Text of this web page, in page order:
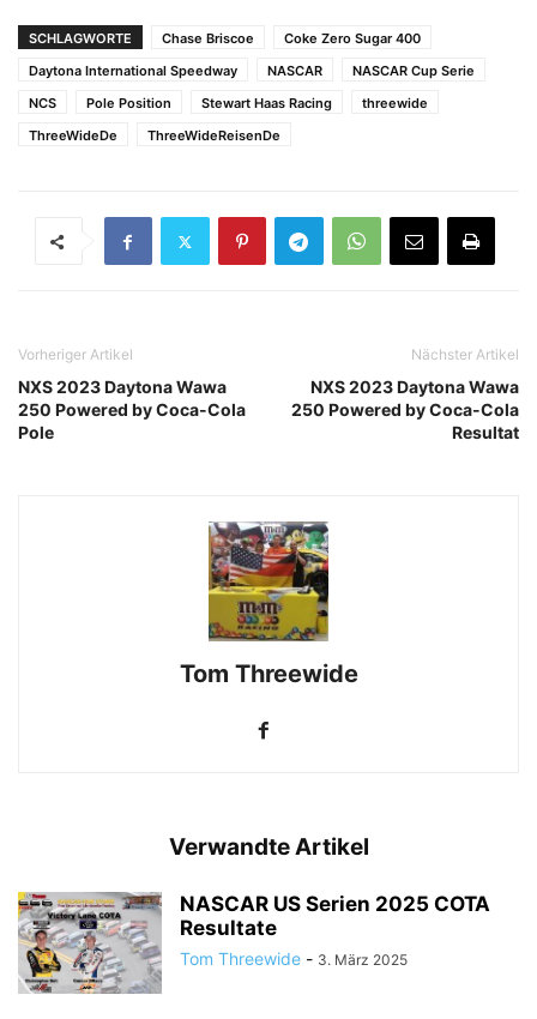
SCHLAGWORTE Chase Briscoe
Coke Zero Sugar 400
Daytona International Speedway
NASCAR
NASCAR Cup Serie
NCS
Pole Position Stewart Haas Racing
threewide
ThreeWideDe
ThreeWideReisenDe
Vorheriger Artikel
NXS 2023 Daytona Wawa
250 Powered by Coca-Cola
Pole
Nächster Artikel
NXS 2023 Daytona Wawa
250 Powered by Coca-Cola
Resultat
Tom Threewide
Verwandte Artikel
NASCAR US Serien 2025 COTA
Resultate
Tom Threewide - 3. März 2025